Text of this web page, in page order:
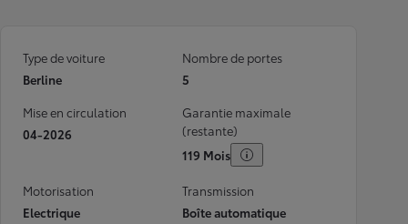
Type de voiture
Berline
Nombre de portes
5
Mise en circulation
04-2026
Garantie maximale
(restante)
119 Mois
Motorisation
Electrique
Transmission
Boîte automatique